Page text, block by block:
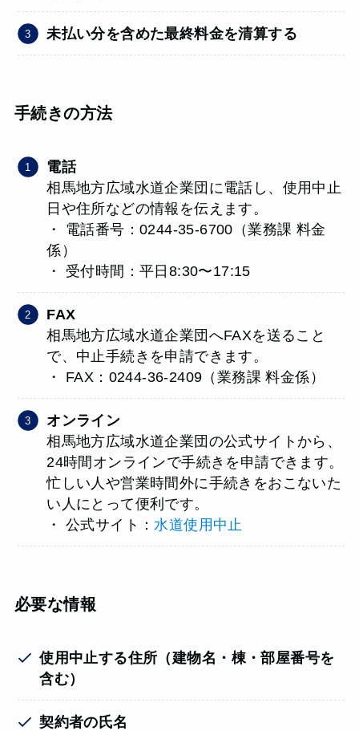
未払い分を含めた最終料金を清算する
手続きの方法
電話
相馬地方広域水道企業団に電話し、使用中止
日や住所などの情報を伝えます。
・ 電話番号：0244-35-6700（業務課 料金
係）
・ 受付時間：平日8:30〜17:15
FAX
相馬地方広域水道企業団へFAXを送ること
で、中止手続きを申請できます。
・ FAX：0244-36-2409（業務課 料金係）
オンライン
相馬地方広域水道企業団の公式サイトから、
24時間オンラインで手続きを申請できます。
忙しい人や営業時間外に手続きをおこないた
い人にとって便利です。
・ 公式サイト： 水道使用中止
必要な情報
使用中止する住所（建物名・棟・部屋番号を
含む）
契約者の氏名